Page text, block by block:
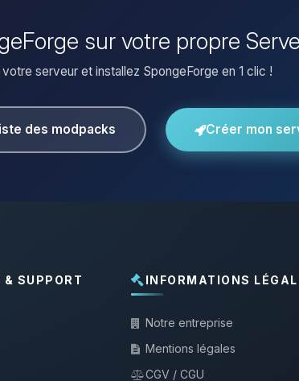
sur votre propre
serveur et installez SpongeForge en 1 clic !
des modpacks Créer mon
& SUPPORT INFORMATIONS
Notre entreprise
Mentions légales
CGV / CGU